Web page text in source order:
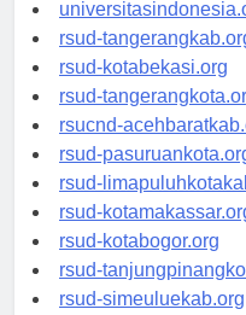
rsud-tangerangkab.org
rsud-kotabekasi.org
rsud-
rsucnd-
rsud-
rsud-
rsud-kotamakassar.org
rsud-kotabogor.org
rsud-